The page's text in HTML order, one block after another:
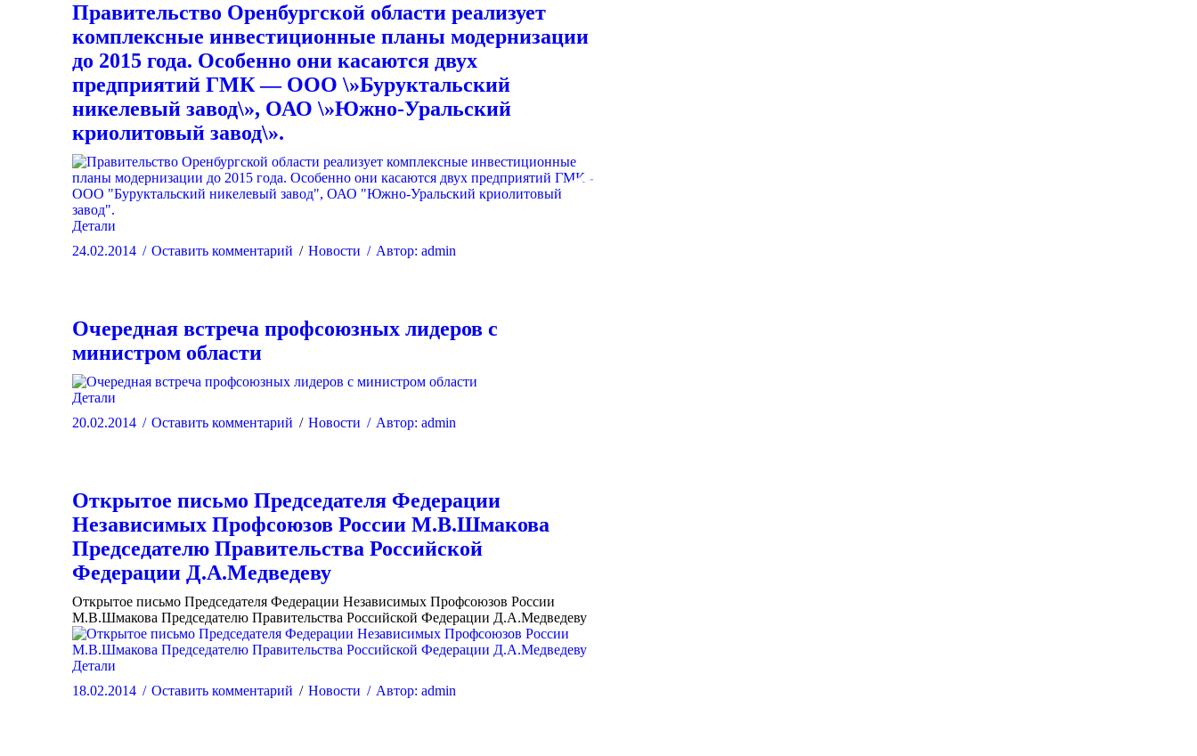
Правительство Оренбургской области реализует
комплексные инвестиционные планы модернизации
до 2015 года. Особенно они касаются двух
предприятий ГМК — ООО \»Буруктальский
никелевый завод\», ОАО \»Южно-Уральский
криолитовый завод\».
Детали
24.02.2014
Оставить комментарий Новости Автор: admin
Очередная встреча профсоюзных лидеров с
министром области
Детали
20.02.2014
Оставить комментарий Новости Автор: admin
Открытое письмо Председателя Федерации
Независимых Профсоюзов России М.В.Шмакова
Председателю Правительства Российской
Федерации Д.А.Медведеву
Открытое письмо Председателя Федерации Независимых Профсоюзов России
М.В.Шмакова Председателю Правительства Российской Федерации Д.А.Медведеву
Детали
18.02.2014
Оставить комментарий Новости Автор: admin